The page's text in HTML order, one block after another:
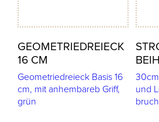
GEOMETRIEDREIECK
16 CM
Geometriedreieck Basis 16
cm, mit anhembareb Griff,
grün
und